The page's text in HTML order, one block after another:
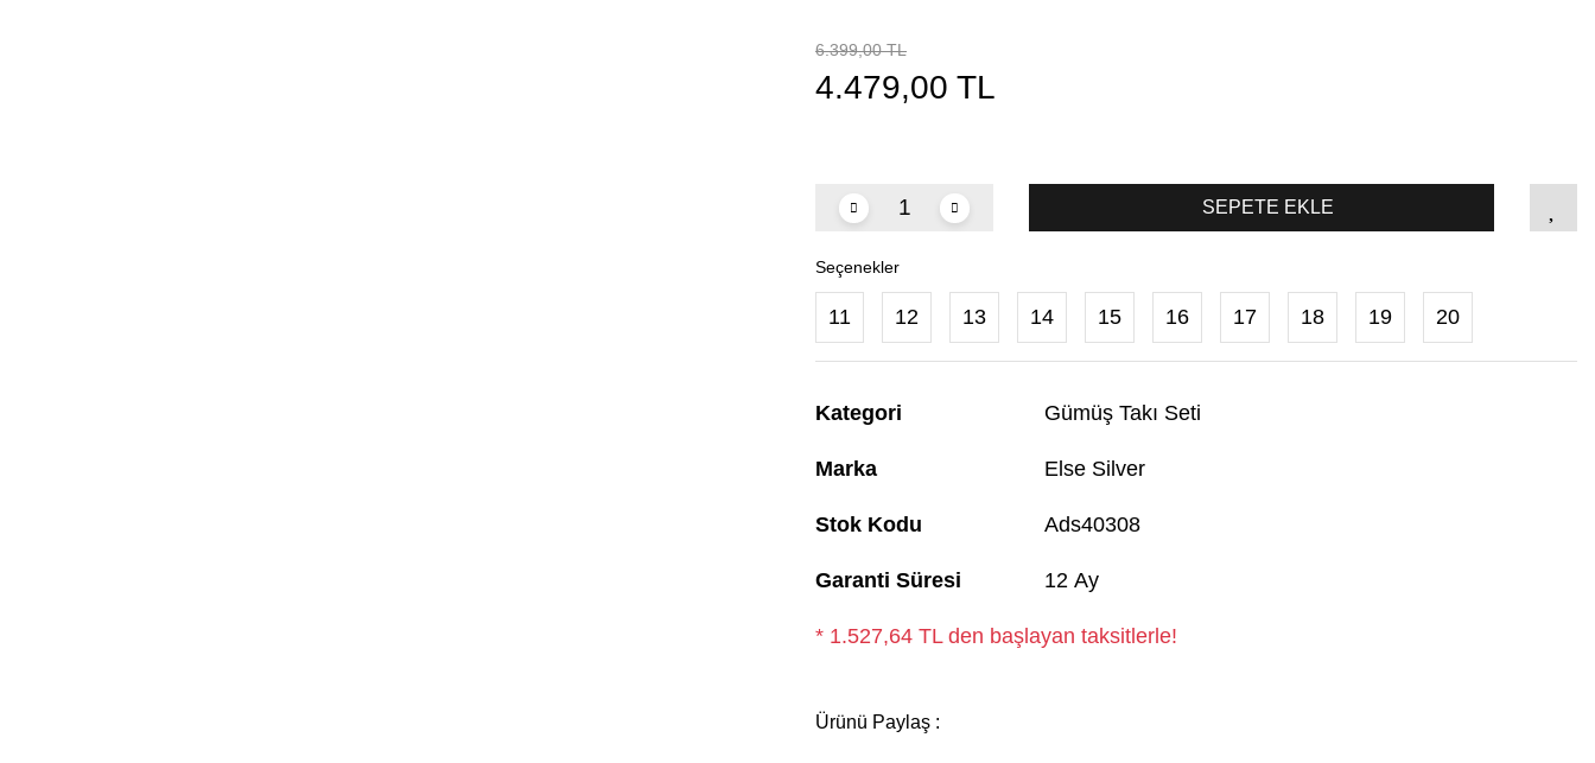
6.399,00 TL
4.479,00 TL
SEPETE EKLE
Seçenekler
11 12 13 14 15 16 17 18 19 20
Kategori Gümüş Takı Seti
Marka Else Silver
Stok Kodu Ads40308
Garanti Süresi 12 Ay
* 1.527,64 TL den başlayan taksitlerle!
Ürünü Paylaş :